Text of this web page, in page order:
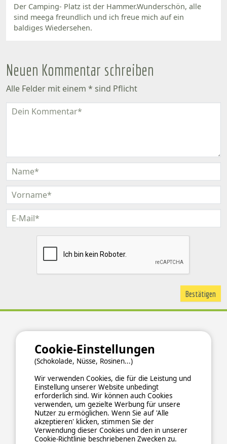
Der Camping- Platz ist der Hammer.Wunderschön, alle
sind meega freundlich und ich freue mich auf ein
baldiges Wiedersehen.
Neuen Kommentar schreiben
Alle Felder mit einem * sind Pflicht
Hintergrundinformationen
Newsletter abonnieren
Verzeichnis der Campingplätze nach Ländern
Kontakt
Ucamping
Impressum
Datenschutzerklärung
Cookie-Einstellungen
(Schokolade, Nüsse, Rosinen...)
Wir verwenden Cookies, die für die Leistung und
Einstellung unserer Website unbedingt
erforderlich sind. Wir können auch Cookies
verwenden, um gezielte Werbung für unsere
Nutzer zu ermöglichen. Wenn Sie auf 'Alle
akzeptieren' klicken, stimmen Sie der
Verwendung dieser Cookies und den in unserer
Cookie-Richtlinie beschriebenen Zwecken zu.